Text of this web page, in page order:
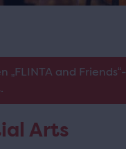
and Friends“-
Arts